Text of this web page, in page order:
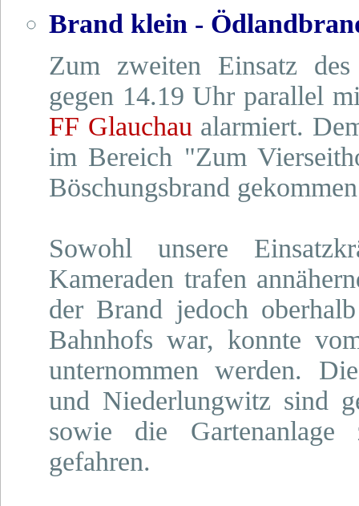
Brand klein -
Zum zweiten Einsatz
gegen 14.19 Uhr parallel
FF Glauchau alarmiert.
im Bereich "Zum
Böschungsbrand
Sowohl unsere
Kameraden trafen
der Brand jedoch
Bahnhofs war, konnte
unternommen werden.
und Niederlungwitz sind
sowie die Gartenanlage
gefahren.